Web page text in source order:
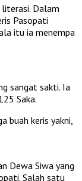
literasi. Dalam
Pasopati
itu ia menempa
sangat sakti. Ia
Saka.
buah keris yakni,
Dewa Siwa yang
Salah satu